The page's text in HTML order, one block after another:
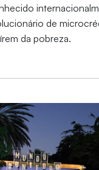
de
da pobreza.